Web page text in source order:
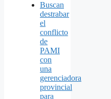
Buscan
destrabar
el
conflicto
de
PAMI
con
una
gerenciadora
provincial
para